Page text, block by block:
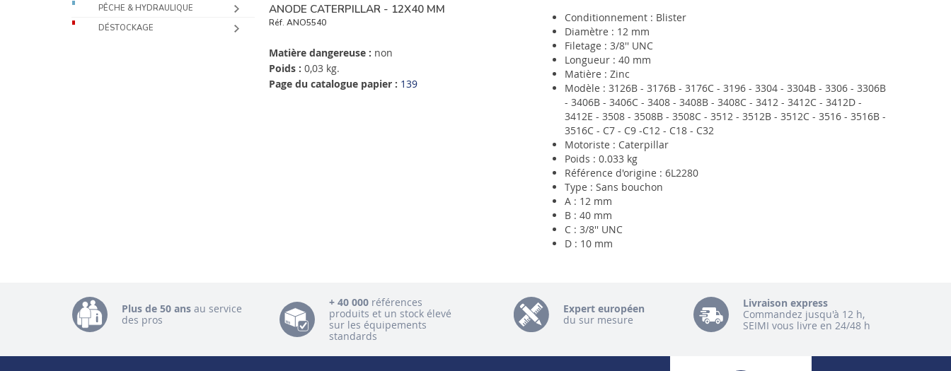
PÊCHE & HYDRAULIQUE
DÉSTOCKAGE
ANODE CATERPILLAR - 12X40 MM
Réf. ANO5540
Matière dangereuse : non
Poids : 0,03 kg.
Page du catalogue papier : 139
Conditionnement : Blister
Diamètre : 12 mm
Filetage : 3/8'' UNC
Longueur : 40 mm
Matière : Zinc
Modèle : 3126B - 3176B - 3176C - 3196 - 3304 - 3304B - 3306 - 3306B
- 3406B - 3406C - 3408 - 3408B - 3408C - 3412 - 3412C - 3412D -
3412E - 3508 - 3508B - 3508C - 3512 - 3512B - 3512C - 3516 - 3516B -
3516C - C7 - C9 -C12 - C18 - C32
Motoriste : Caterpillar
Poids : 0.033 kg
Référence d'origine : 6L2280
Type : Sans bouchon
A : 12 mm
B : 40 mm
C : 3/8'' UNC
D : 10 mm
Plus de 50 ans au service
des pros
+ 40 000 références
produits et un stock élevé
sur les équipements
standards
Expert européen
du sur mesure
Livraison express
Commandez jusqu'à 12 h,
SEIMI vous livre en 24/48 h